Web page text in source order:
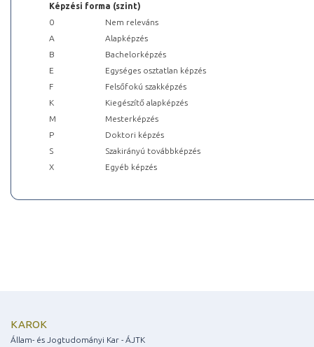
Képzési forma (szint)
0
Nem releváns
A
Alapképzés
B
Bachelorképzés
E
Egységes osztatlan képzés
F
Felsőfokú szakképzés
K
Kiegészítő alapképzés
M
Mesterképzés
P
Doktori képzés
S
Szakirányú továbbképzés
X
Egyéb képzés
KAROK
Állam- és Jogtudományi Kar - ÁJTK